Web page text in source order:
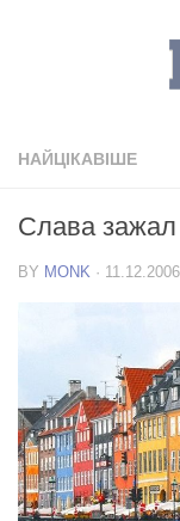
НАЙЦІКАВІШЕ
Слава зажал
BY MONK · 11.12.2006